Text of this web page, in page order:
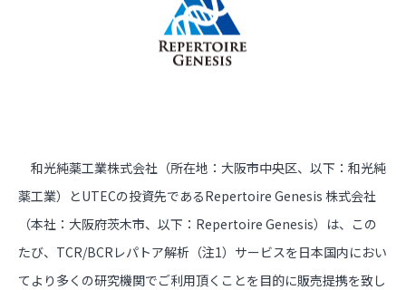
和光純薬工業株式会社（所在地：大阪市中央区、以下：和光純
薬工業）とUTECの投資先であるRepertoire Genesis 株式会社
（本社：大阪府茨木市、以下：Repertoire Genesis）は、この
たび、TCR/BCRレパトア解析（注1）サービスを日本国内におい
てより多くの研究機関でご利用頂くことを目的に販売提携を致し